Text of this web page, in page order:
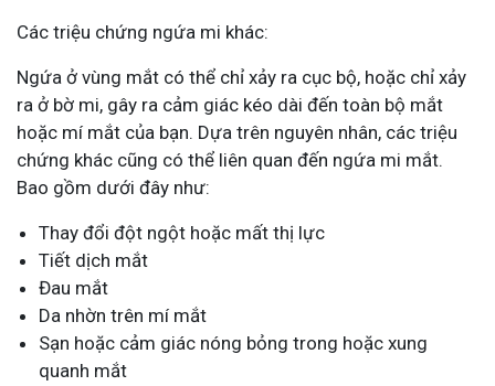
Các triệu chứng ngứa mi khác:
Ngứa ở vùng mắt có thể chỉ xảy ra cục bộ, hoặc chỉ xảy
ra ở bờ mi, gây ra cảm giác kéo dài đến toàn bộ mắt
hoặc mí mắt của bạn. Dựa trên nguyên nhân, các triệu
chứng khác cũng có thể liên quan đến ngứa mi mắt.
Bao gồm dưới đây như:
Thay đổi đột ngột hoặc mất thị lực
Tiết dịch mắt
Đau mắt
Da nhờn trên mí mắt
Sạn hoặc cảm giác nóng bỏng trong hoặc xung
quanh mắt